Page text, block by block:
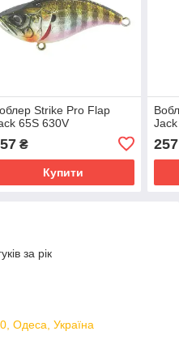
Strike Pro Flap
65S 630V
₴
Купити
257
за рік
Одеса, Україна